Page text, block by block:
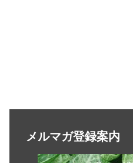
メルマガ登録案内